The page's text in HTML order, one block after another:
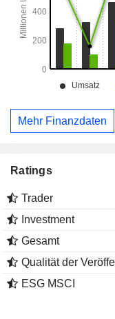
Mehr Finanzdaten
Ratings
Trader
Investment
Gesamt
Qualität der
ESG MSCI